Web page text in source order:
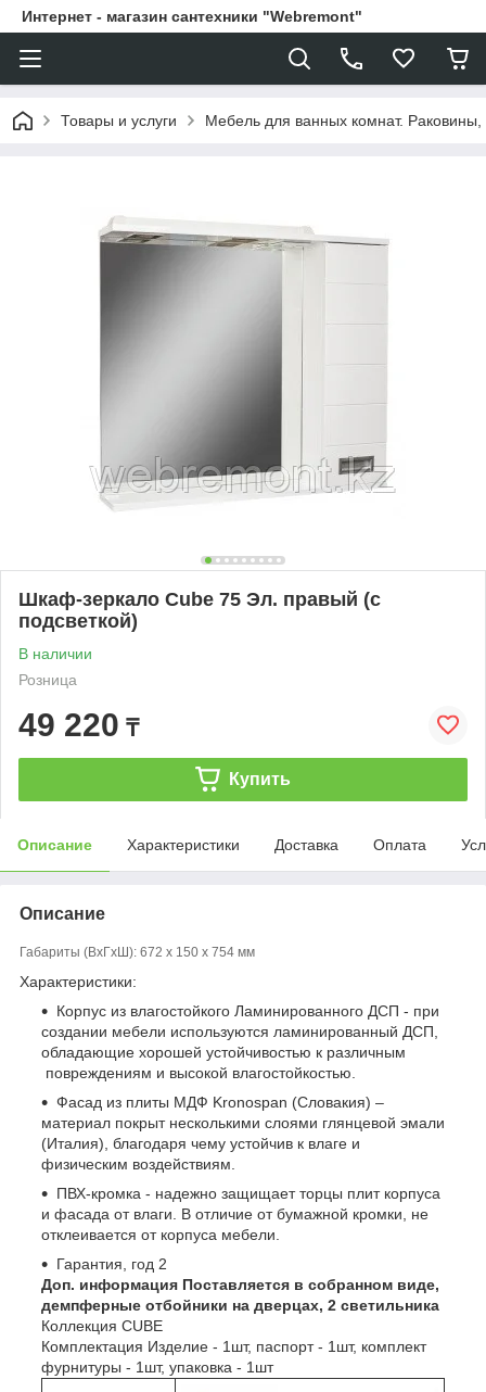
Интернет - магазин сантехники "Webremont"
Товары и услуги Мебель для ванных комнат.
Шкаф-зеркало Cube 75 Эл. правый (с
подсветкой)
В наличии
Розница
49 220 ₸
Купить
Описание Характеристики Доставка Оплата
Описание
Габариты (ВxГxШ): 672 x 150 x 754 мм
Характеристики:
Корпус из влагостойкого Ламинированного ДСП - при
создании мебели используются ламинированный ДСП,
обладающие хорошей устойчивостью к различным
повреждениям и высокой влагостойкостью.
Фасад из плиты МДФ Kronospan (Словакия) –
материал покрыт несколькими слоями глянцевой эмали
(Италия), благодаря чему устойчив к влаге и
физическим воздействиям.
ПВХ-кромка - надежно защищает торцы плит корпуса
и фасада от влаги. В отличие от бумажной кромки, не
отклеивается от корпуса мебели.
Гарантия, год 2
Доп. информация Поставляется в собранном виде,
демпферные отбойники на дверцах, 2 светильника
Коллекция CUBE
Комплектация Изделие - 1шт, паспорт - 1шт, комплект
фурнитуры - 1шт, упаковка - 1шт